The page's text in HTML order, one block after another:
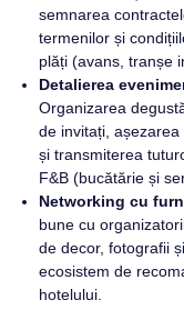
semnarea
termenilor și
plăți (avans, tranșe
Detalierea
Organizarea
de invitați,
și transmiterea
F&B (bucătărie și
Networking cu
bune cu
de decor, fotografii
ecosistem de
hotelului.